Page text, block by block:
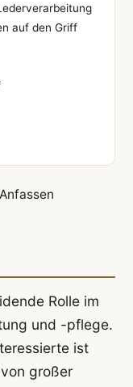
auf den Griff
Rolle im
und -pflege.
ist
großer